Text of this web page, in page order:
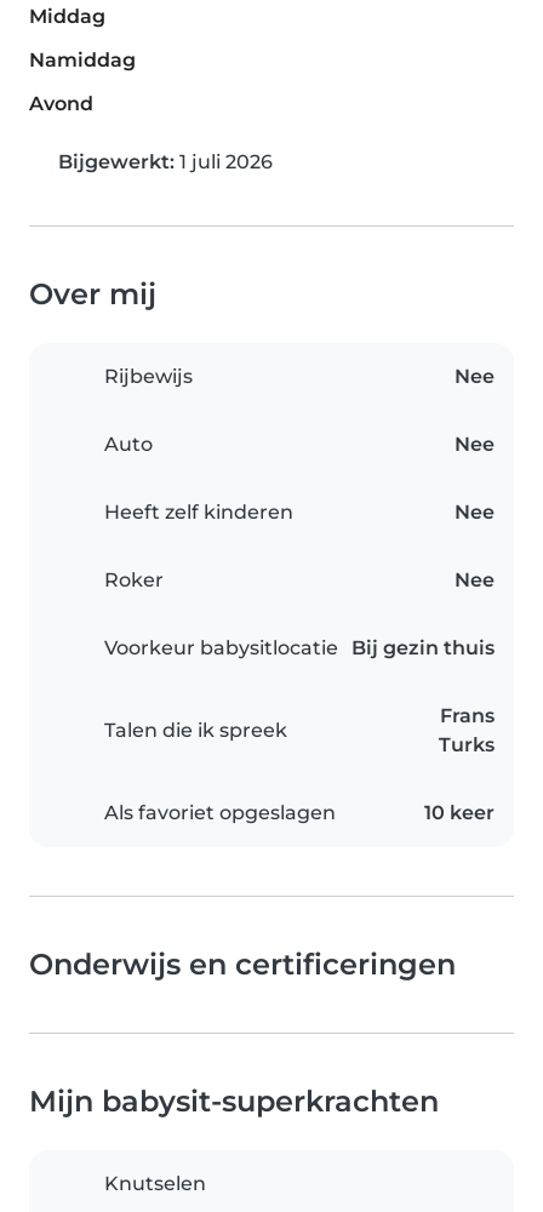
Middag
Namiddag
Avond
Bijgewerkt: 1 juli 2026
Over mij
Rijbewijs Nee
Auto Nee
Heeft zelf kinderen Nee
Roker Nee
Voorkeur babysitlocatie Bij gezin thuis
Talen die ik spreek
Frans
Turks
Als favoriet opgeslagen 10 keer
Onderwijs en certificeringen
Mijn babysit-superkrachten
Knutselen